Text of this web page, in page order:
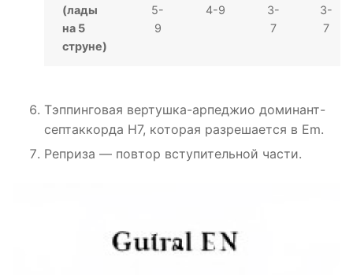
(лады
на 5
струне)
5-
9
4-9
3-
7
3-
7
Тэппинговая вертушка-арпеджио доминант-
септаккорда H7, которая разрешается в Em.
Реприза — повтор вступительной части.